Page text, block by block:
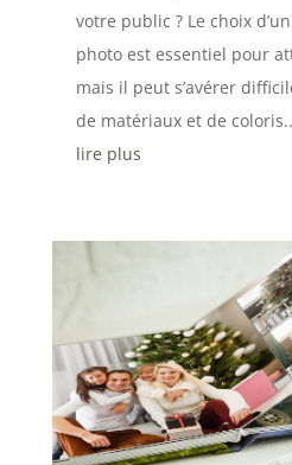
votre public ? Le choix
photo est essentiel pour
mais il peut s’avérer
de matériaux et de
lire plus